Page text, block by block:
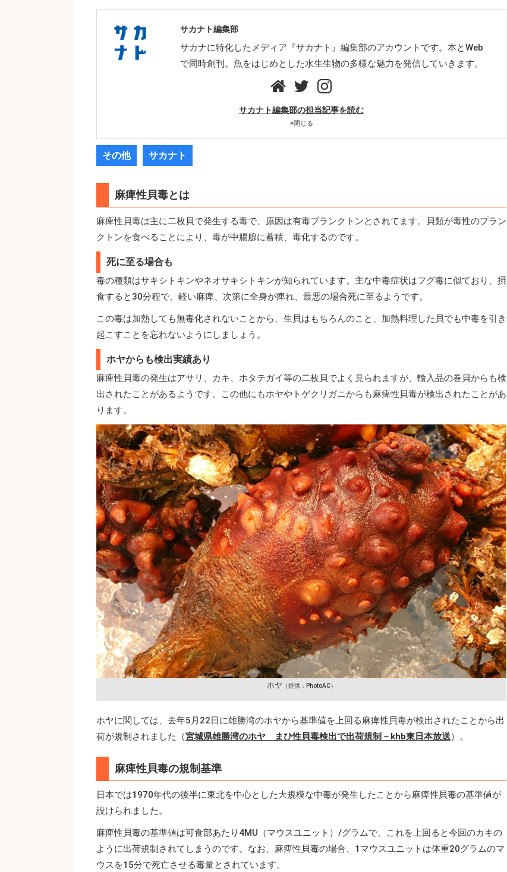
サカナト編集部
サカナに特化したメディア『サカナト』編集部のアカウントです。本とWeb
で同時創刊。魚をはじめとした水生生物の多様な魅力を発信していきます。
サカナト編集部の担当記事を読む
×閉じる
その他 サカナト
麻痺性貝毒とは
麻痺性貝毒は主に二枚貝で発生する毒で、原因は有毒プランクトンとされてます。貝類が毒性のプラン
クトンを食べることにより、毒が中腸腺に蓄積、毒化するのです。
死に至る場合も
毒の種類はサキシトキンやネオサキシトキンが知られています。主な中毒症状はフグ毒に似ており、摂
食すると30分程で、軽い麻痺、次第に全身が痺れ、最悪の場合死に至るようです。
この毒は加熱しても無毒化されないことから、生貝はもちろんのこと、加熱料理した貝でも中毒を引き
起こすことを忘れないようにしましょう。
ホヤからも検出実績あり
麻痺性貝毒の発生はアサリ、カキ、ホタテガイ等の二枚貝でよく見られますが、輸入品の巻貝からも検
出されたことがあるようです。この他にもホヤやトゲクリガニからも麻痺性貝毒が検出されたことがあ
ります。
ホヤ （提供：PhotoAC）
ホヤに関しては、去年5月22日に雄勝湾のホヤから基準値を上回る麻痺性貝毒が検出されたことから出
荷が規制されました（宮城県雄勝湾のホヤ まひ性貝毒検出で出荷規制－khb東日本放送）。
麻痺性貝毒の規制基準
日本では1970年代の後半に東北を中心とした大規模な中毒が発生したことから麻痺性貝毒の基準値が
設けられました。
麻痺性貝毒の基準値は可食部あたり4MU（マウスユニット）/グラムで、これを上回ると今回のカキの
ように出荷規制されてしまうのです。なお、麻痺性貝毒の場合、1マウスユニットは体重20グラムのマ
ウスを15分で死亡させる毒量とされています。